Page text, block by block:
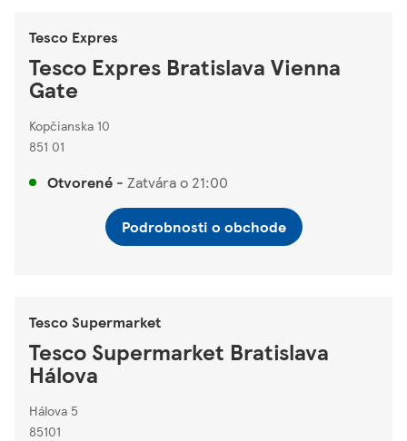
Tesco Expres
Tesco Expres Bratislava Vienna
Gate
Kopčianska 10
851 01
Otvorené - Zatvára o 21:00
Podrobnosti o obchode
Tesco Supermarket
Tesco Supermarket Bratislava
Hálova
Hálova 5
85101